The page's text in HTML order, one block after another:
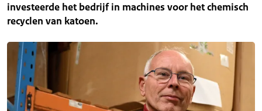
investeerde het bedrijf in machines voor het chemisch
recyclen van katoen.